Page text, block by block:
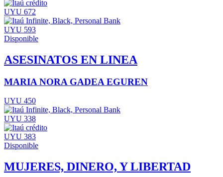
UYU 672
UYU 593
Disponible
ASESINATOS EN LINEA
MARIA NORA GADEA EGUREN
UYU 450
UYU 338
UYU 383
Disponible
MUJERES, DINERO, Y LIBERTAD